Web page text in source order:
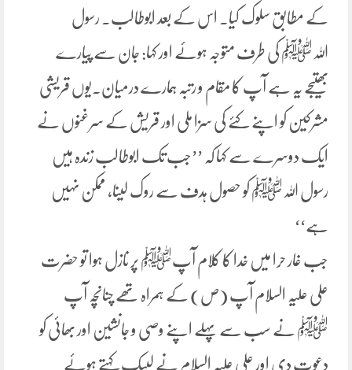
کے مطابق سلوک کیا۔ اس کے بعد ابوطالب۔ رسول
اللہﷺ کی طرف متوجہ ہوئے اور کہا: جان سے پیارے
بھتیجے یہ ہے آپ کا مقام و رتبہ ہمارے درمیان۔یوں قریشی
مشرکین کو اپنے کئے کی سزا ملی اور قریش کے سرغنوں نے
ایک دوسرے سے کہا کہ ’’جب تک ابوطالب زندہ ہیں
رسول اللہﷺ کو حصول ہدف سے روک لینا، ممکن نہیں
ہے‘‘
جب غار حرا میں خدا کا کلام آپﷺ پر نازل ہوا تو حضرت
علی علیہ السلام آپ (ص) کے ہمراہ تھے چنانچہ آپ
ﷺ نے سب سے پہلے اپنے وصی و جانشین اور بھائی کو
دعوت دی اور علی علیہ السلام نے لبیک کہتے ہوئے